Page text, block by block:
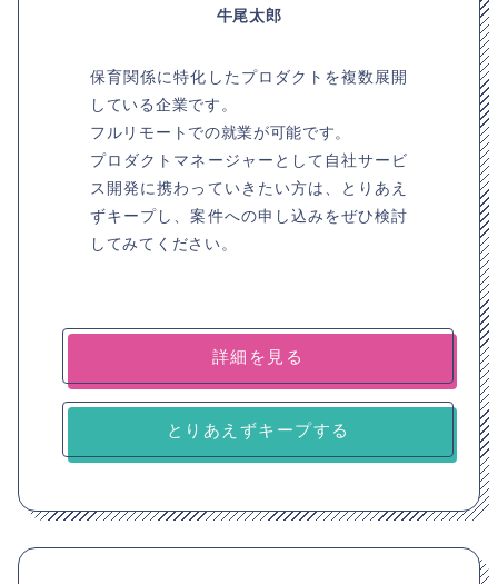
牛尾太郎
保育関係に特化したプロダクトを複数展開
している企業です。
フルリモートでの就業が可能です。
プロダクトマネージャーとして自社サービ
ス開発に携わっていきたい方は、とりあえ
ずキープし、案件への申し込みをぜひ検討
してみてください。
詳細を見る
とりあえずキープする